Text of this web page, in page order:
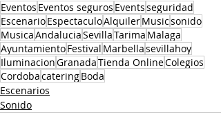
Eventos Eventos seguros Eventsseguridad
EscenarioEspectaculoAlquilerMusicsonido
MusicaAndaluciaSevillaTarima Malaga
AyuntamientoFestival Marbellasevillahoy
IluminacionGranadaTienda OnlineColegios
CordobacateringBoda
Escenarios
Sonido